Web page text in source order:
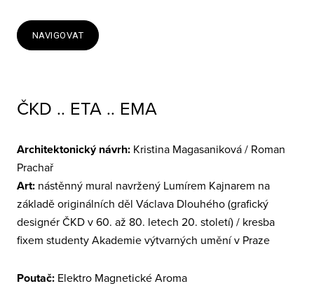
NAVIGOVAT
ČKD .. ETA .. EMA
Architektonický návrh: Kristina Magasaniková / Roman
Prachař
Art: nástěnný mural navržený Lumírem Kajnarem na
základě originálních děl Václava Dlouhého (grafický
designér ČKD v 60. až 80. letech 20. století) / kresba
fixem studenty Akademie výtvarných umění v Praze
Poutač: Elektro Magnetické Aroma